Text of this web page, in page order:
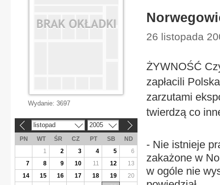
26 listopada
ŻYWNOŚĆ
zapłacili
zarzutami
twierdzą co
- Nie istnieje
zakażone w
w ogóle nie
Wydanie: 3697
listopad 2005
PN WT ŚR CZ PT SB
ND
1
2 3 4 5
6
7
8 9 10 11 12
13
14
15 16 17 18 19
20